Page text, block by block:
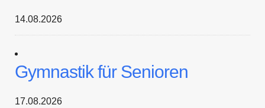
14.08.2026
Gymnastik für Senioren
17.08.2026